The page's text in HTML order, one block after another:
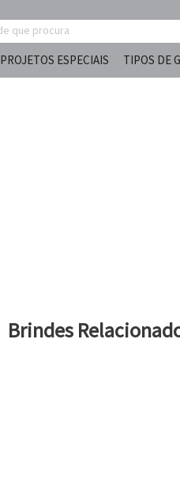
PROJETOS ESPECIAIS TIPOS DE
Brindes